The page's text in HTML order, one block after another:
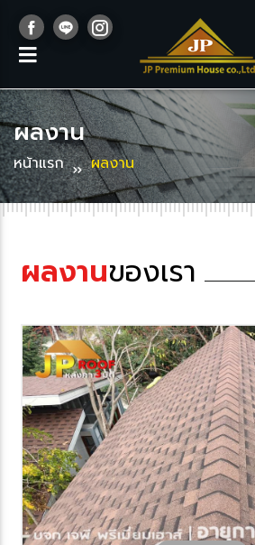
ผลงาน
หน้าแรก ผลงาน
ผลงานของเรา